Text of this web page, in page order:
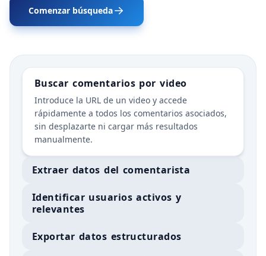
Comenzar búsqueda
Buscar comentarios por video
Introduce la URL de un video y accede
rápidamente a todos los comentarios asociados,
sin desplazarte ni cargar más resultados
manualmente.
Extraer datos del comentarista
Identificar usuarios activos y
relevantes
Exportar datos estructurados